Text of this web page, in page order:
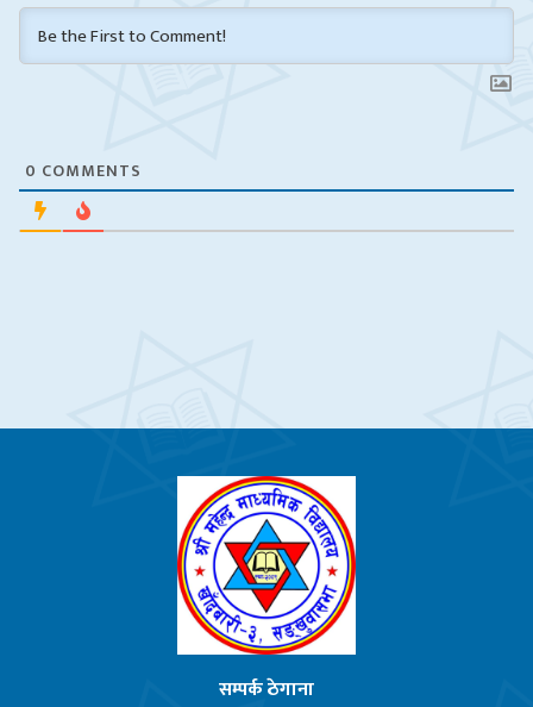
0 COMMENTS
सम्पर्क ठेगाना